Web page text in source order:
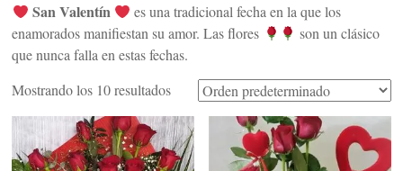
San Valentín
es una tradicional fecha en la que los
enamorados manifiestan su amor. Las flores
son un clásico
que nunca falla en estas fechas.
Mostrando los 10 resultados